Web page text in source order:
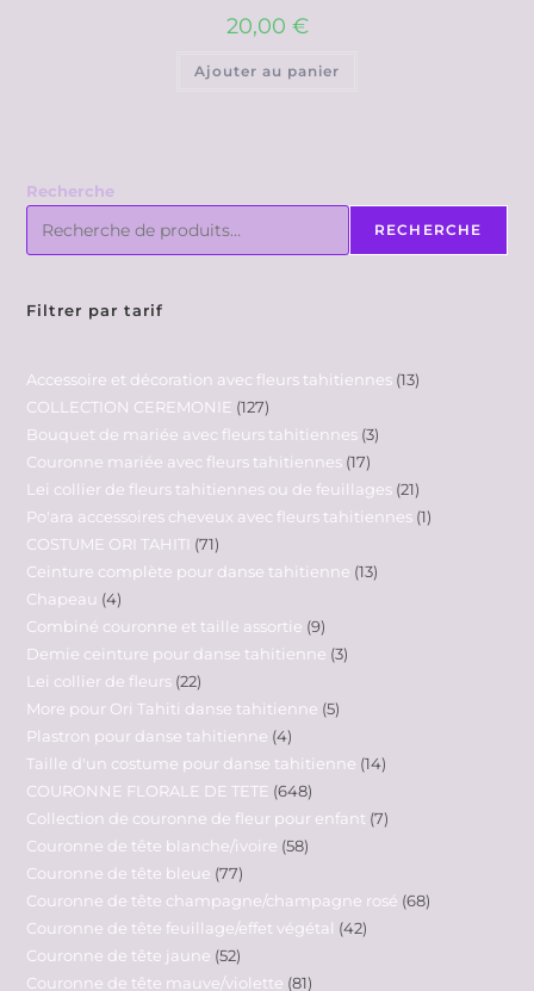
20,00 €
Ajouter au panier
Recherche
RECHERCHE
Filtrer par tarif
Accessoire et décoration avec fleurs tahitiennes 13
COLLECTION CEREMONIE 127
Bouquet de mariée avec fleurs tahitiennes 3
Couronne mariée avec fleurs tahitiennes 17
Lei collier de fleurs tahitiennes ou de feuillages 21
Po'ara accessoires cheveux avec fleurs tahitiennes 1
COSTUME ORI TAHITI
71
Ceinture complète pour danse tahitienne 13
Chapeau 4
Combiné couronne et taille assortie 9
Demie ceinture pour danse tahitienne 3
Lei collier de fleurs 22
More pour Ori Tahiti danse tahitienne 5
Plastron pour danse tahitienne 4
Taille d'un costume pour danse tahitienne 14
COURONNE FLORALE DE TETE 648
Collection de couronne de fleur pour enfant 7
Couronne de tête blanche/ivoire 58
Couronne de tête bleue 77
Couronne de tête champagne/champagne rosé 68
Couronne de tête feuillage/effet végétal 42
Couronne de tête jaune 52
Couronne de tête mauve/violette 81